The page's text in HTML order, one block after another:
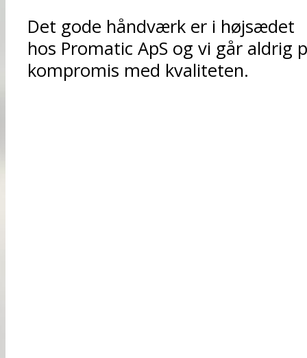
Det gode håndværk er i højsædet
hos Promatic ApS og vi går aldrig
kompromis med kvaliteten.